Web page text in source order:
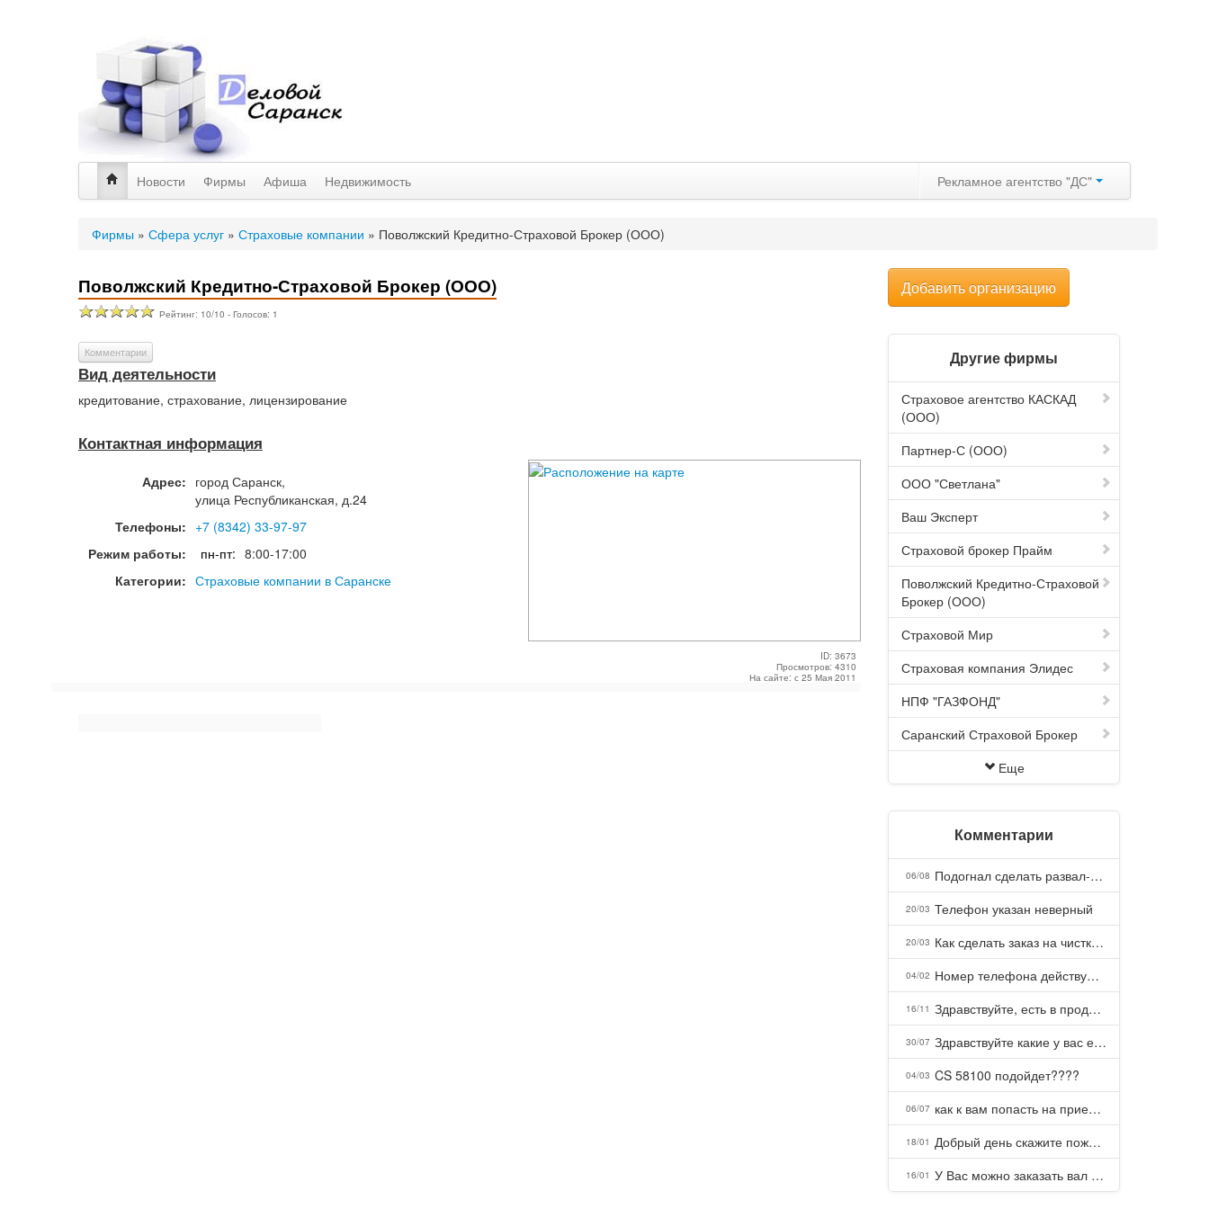
Новости Фирмы Афиша Недвижимость Рекламное агентство "ДС"
Фирмы » Сфера услуг » Страховые компании » Поволжский Кредитно-Страховой Брокер (ООО)
Поволжский Кредитно-Страховой Брокер (ООО)
Рейтинг: 10/10 - Голосов: 1
Комментарии
Вид деятельности
кредитование, страхование, лицензирование
Контактная информация
Адрес: город Саранск,
улица Республиканская, д.24
Телефоны: +7 (8342) 33-97-97
Режим работы:
пн-пт: 8:00-17:00
Категории: Страховые компании в Саранске
ID: 3673
Просмотров: 4310
На сайте: с 25 Мая 2011
Добавить организацию
Другие фирмы
Страховое агентство КАСКАД
(ООО)
Партнер-С (ООО)
ООО "Светлана"
Ваш Эксперт
Страховой брокер Прайм
Поволжский Кредитно-Страховой
Брокер (ООО)
Страховой Мир
Страховая компания Элидес
НПФ "ГАЗФОНД"
Саранский Страховой Брокер
Еще
Комментарии
06/08 Подогнал сделать развал-схождение, сделали- машина уходит на право и колеса проверил все хорошо с атмосферами ужас как можно делать авто, не ужели не берегут свою репутацию, не советую.
20/03 Телефон указан неверный
20/03 Как сделать заказ на чистку пуховых подушек?
04/02 Номер телефона действующий можно узнать почему номер неправельный
16/11 Здравствуйте, есть в продаже? Есть доставка до Казани?
30/07 Здравствуйте какие у вас есть курсы и какая цена, ?
04/03 CS 58100 подойдет????
06/07 как к вам попасть на прием? Или дозвониться, трубку не берете.
18/01 Добрый день скажите пожалуйста как можно с вами связаться . Телефон не отвечает .Заказала кухню в тц Хороший есть претензии а менеджер контактов не дает .Что делать?
16/01 У Вас можно заказать вал шлицевой от косилки заря для мтз, который соединяет мотоблок с косилкой.?